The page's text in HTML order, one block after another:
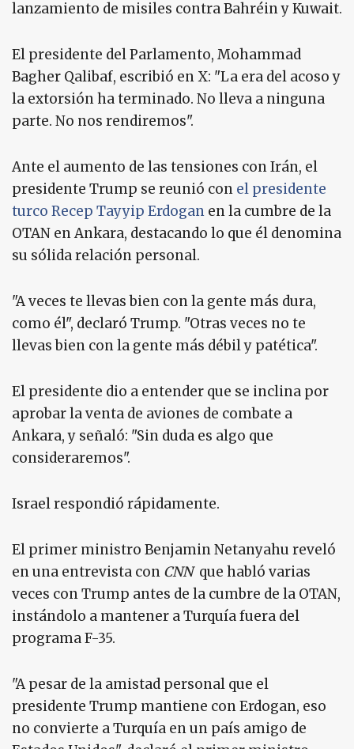
lanzamiento de misiles contra Bahréin y Kuwait.
El presidente del Parlamento, Mohammad
Bagher Qalibaf, escribió en X: "La era del acoso y
la extorsión ha terminado. No lleva a ninguna
parte. No nos rendiremos".
Ante el aumento de las tensiones con Irán, el
presidente Trump se reunió con el presidente
turco Recep Tayyip Erdogan en la cumbre de la
OTAN en Ankara, destacando lo que él denomina
su sólida relación personal.
"A veces te llevas bien con la gente más dura,
como él", declaró Trump. "Otras veces no te
llevas bien con la gente más débil y patética".
El presidente dio a entender que se inclina por
aprobar la venta de aviones de combate a
Ankara, y señaló: "Sin duda es algo que
consideraremos".
Israel respondió rápidamente.
El primer ministro Benjamin Netanyahu reveló
en una entrevista con CNN que habló varias
veces con Trump antes de la cumbre de la OTAN,
instándolo a mantener a Turquía fuera del
programa F-35.
"A pesar de la amistad personal que el
presidente Trump mantiene con Erdogan, eso
no convierte a Turquía en un país amigo de